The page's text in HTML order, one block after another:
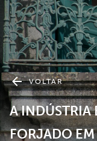
VOLTAR
A INDÚSTRIA
FORJADO